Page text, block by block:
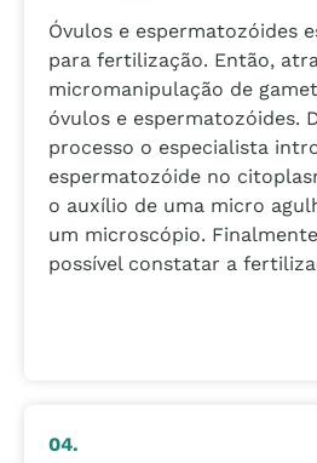
Óvulos e espermatozóides
para fertilização. Então,
micromanipulação de
óvulos e espermatozóides.
processo o especialista
espermatozóide no
o auxílio de uma micro
um microscópio.
possível constatar a
04.